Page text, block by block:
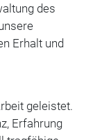
des
Erhalt und
geleistet.
Erfahrung